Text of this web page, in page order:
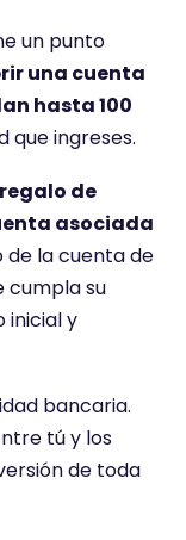
un punto
una cuenta
hasta 100
que ingreses.
de
asociada
de la cuenta de
cumpla su
inicial y
bancaria.
tú y los
de toda